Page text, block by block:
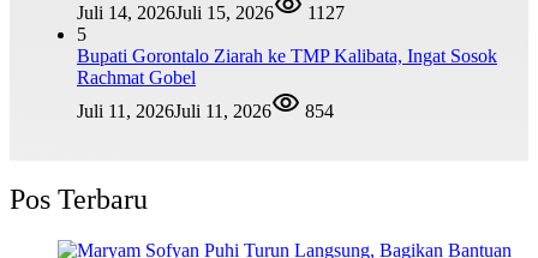
Juli 14, 2026Juli 15, 2026
1127
5
Bupati Gorontalo Ziarah ke TMP Kalibata, Ingat Sosok
Rachmat Gobel
Juli 11, 2026Juli 11, 2026 854
Pos Terbaru